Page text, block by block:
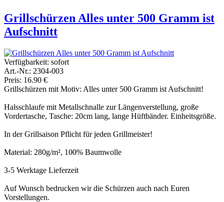
Grillschürzen Alles unter 500 Gramm ist
Aufschnitt
Verfügbarkeit: sofort
Art.-Nr.: 2304-003
Preis: 16.90 €
Grillschürzen mit Motiv: Alles unter 500 Gramm ist Aufschnitt!
Halsschlaufe mit Metallschnalle zur Längenverstellung, große
Vordertasche, Tasche: 20cm lang, lange Hüftbänder. Einheitsgröße.
In der Grillsaison Pflicht für jeden Grillmeister!
Material: 280g/m², 100% Baumwolle
3-5 Werktage Lieferzeit
Auf Wunsch bedrucken wir die Schürzen auch nach Euren
Vorstellungen.